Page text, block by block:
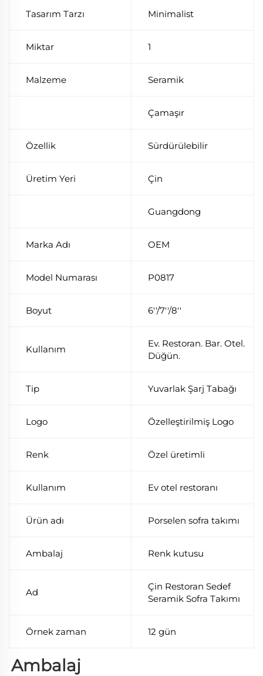
Tasarım Tarzı Minimalist
Miktar 1
Malzeme Seramik
Çamaşır
Özellik Sürdürülebilir
Üretim Yeri Çin
Guangdong
Marka Adı OEM
Model Numarası P0817
Boyut 6''/7''/8''
Kullanım
Ev. Restoran. Bar. Otel.
Düğün.
Tip Yuvarlak Şarj Tabağı
Logo Özelleştirilmiş Logo
Renk Özel üretimli
Kullanım Ev otel restoranı
Ürün adı Porselen sofra takımı
Ambalaj Renk kutusu
Ad
Çin Restoran Sedef
Seramik Sofra Takımı
Örnek zaman 12 gün
Ambalaj